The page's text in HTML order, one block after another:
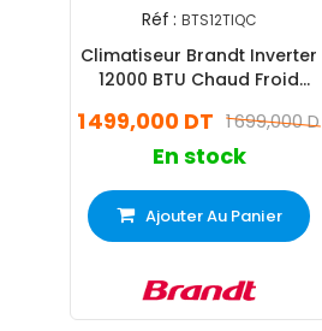
Réf : BTS12TIQC
Climatiseur Brandt Inverter
12000 BTU Chaud Froid
1 699,000 DT
1 499,000 DT
En stock
Ajouter Au Panier